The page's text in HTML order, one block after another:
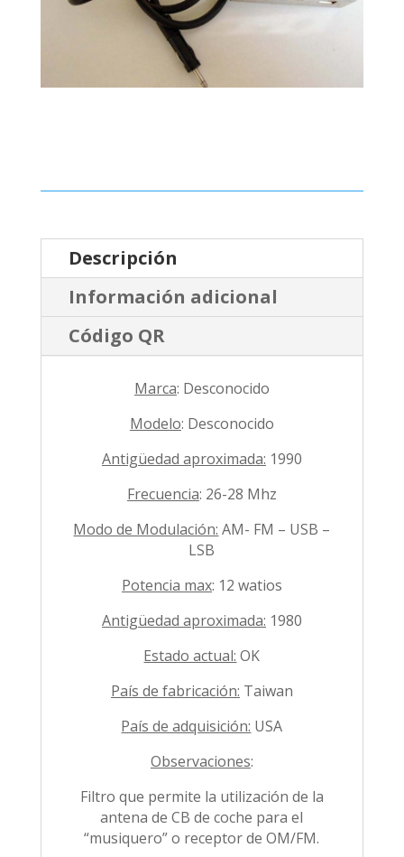
Descripción
Información adicional
Código QR
Marca: Desconocido
Modelo: Desconocido
Antigüedad aproximada: 1990
Frecuencia: 26-28 Mhz
Modo de Modulación: AM- FM – USB –
LSB
Potencia max: 12 watios
Antigüedad aproximada: 1980
Estado actual: OK
País de fabricación: Taiwan
País de adquisición: USA
Observaciones:
Filtro que permite la utilización de la
antena de CB de coche para el
“musiquero” o receptor de OM/FM.